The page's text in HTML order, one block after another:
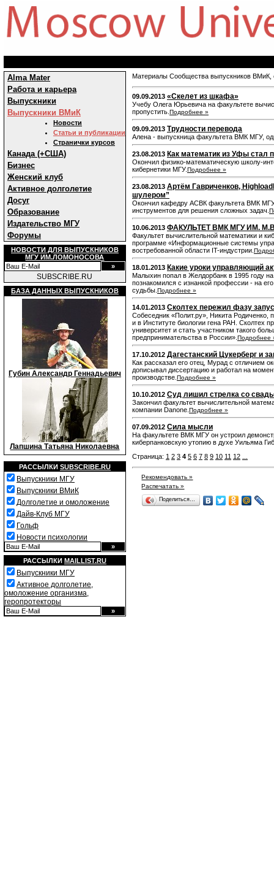
Alma Mater
Работа и карьера
Выпускники
Выпускники ВМиК
Новости
Статьи и публикации
Странички курсов
Канада (+США)
Бизнес
Женский клуб
Активное долголетие
Досуг
Образование
Издательство МГУ
Форумы
НОВОСТИ ДЛЯ ВЫПУСКНИКОВ
МГУ ИМ.ЛОМОНОСОВА
SUBSCRIBE.RU
БАЗА ДАННЫХ ВЫПУСКНИКОВ
Губин Александр Геннадьевич
Лапшина Татьяна Николаевна
РАССЫЛКИ SUBSCRIBE.RU
Выпускники МГУ
Выпускники ВМиК
Долголетие и омоложение
Дайв-Клуб МГУ
Гольф
Новости психологии
РАССЫЛКИ MAILLIST.RU
Выпускники МГУ
Активное долголетие,
омоложение организма,
геропротекторы
Материалы Сообщества выпускников ВМиК,
09.09.2013 «Скелет из шкафа»
Учебу Олега Юрьевича на факультете
пропустить. Подробнее »
09.09.2013 Трудности перевода
Алена - выпускница факультета ВМК МГУ,
23.08.2013 Как математик из Уфы стал
Окончил физико-математическую школу-
кибернетики МГУ.Подробнее »
23.08.2013 Артём Гавриченков,
шулером”
Окончил кафедру АСВК факультета ВМК
инструментов для решения сложных задач.
10.06.2013 ФАКУЛЬТЕТ ВМК МГУ ИМ.
Факультет вычислительной математики и
программе «Информационные системы
востребованной области IT-индустрии.
18.01.2013 Какие уроки управляющий
Малыхин попал в Желдорбанк в 1995 году
познакомился с изнанкой профессии - на
судьбы. Подробнее »
14.01.2013 Сколтех пережил фазу
Собеседник «Полит.ру», Никита Родиченко,
и в Институте биологии гена РАН. Сколтех
университет и стать участником такого
предпринимательства в России». Подробнее
17.10.2012 Дагестанский Цукерберг и
Как рассказал его отец, Мурад с отличием
дописывал диссертацию и работал на
производстве. Подробнее »
10.10.2012 Суд лишил стрелка со
Закончил факультет вычислительной
компании Danone. Подробнее »
07.09.2012 Сила мысли
На факультете ВМК МГУ он устроил
киберпанковскую утопию в духе Уильяма
Страница: 1 2 3 4 5 6 7 8 9 10 11 12
Рекомендовать »
Распечатать »
Поделиться…